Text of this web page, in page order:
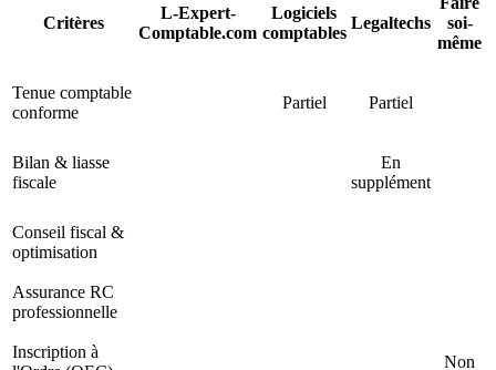
Critères
L-Expert-
Comptable.com
Logiciels
comptables
Legaltechs
soi-
même
Tenue comptable
conforme
Partiel Partiel
Bilan & liasse
fiscale
En
supplément
Conseil fiscal &
optimisation
Assurance RC
professionnelle
Inscription à
Non